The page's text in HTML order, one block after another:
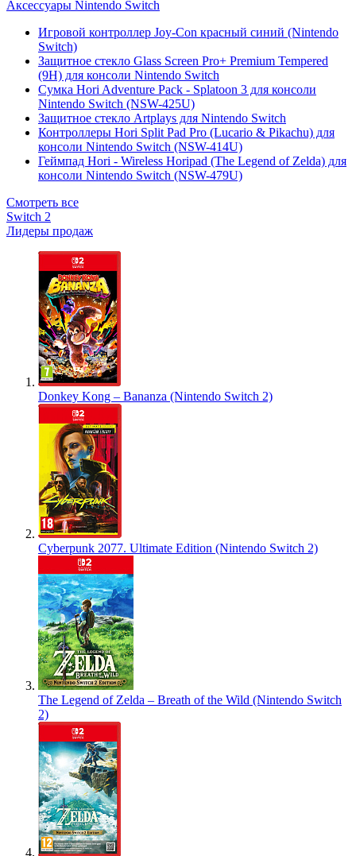
Аксессуары Nintendo Switch
Игровой контроллер Joy-Con красный синий (Nintendo
Switch)
Защитное стекло Glass Screen Pro+ Premium Tempered
(9H) для консоли Nintendo Switch
Сумка Hori Adventure Pack - Splatoon 3 для консоли
Nintendo Switch (NSW-425U)
Защитное стекло Artplays для Nintendo Switch
Контроллеры Hori Split Pad Pro (Lucario & Pikachu) для
консоли Nintendo Switch (NSW-414U)
Геймпад Hori - Wireless Horipad (The Legend of Zelda) для
консоли Nintendo Switch (NSW-479U)
Смотреть все
Switch 2
Лидеры продаж
Donkey Kong – Bananza (Nintendo Switch 2)
Cyberpunk 2077. Ultimate Edition (Nintendo Switch 2)
The Legend of Zelda – Breath of the Wild (Nintendo Switch
2)